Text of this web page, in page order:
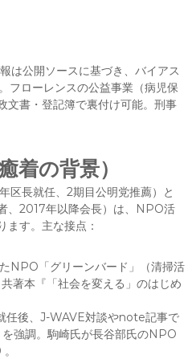
は公開ソースに基づき、バイアス
フローレンスの公益事業（病児保
文書・登記簿で裏付け可能。刑事
着の背景）
区長就任、2期目公明党推薦）と
、2017年以降会長）は、NPO活
ます。主な接点：
NPO「グリーンバード」（清掃活
著本『「社会を変える」のはじめ
任後、J-WAVE対談やnote記事で
強調。駒崎氏が長谷部氏のNPO